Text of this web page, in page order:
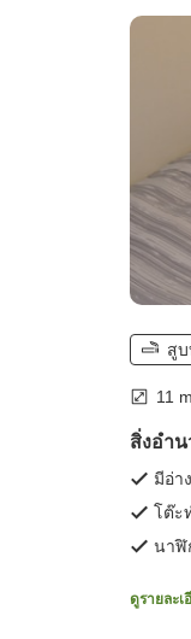
ครัน)
สู
11
สิ่งอำ
มีอ่า
โต๊ะ
นาฬิ
ดูรายละ